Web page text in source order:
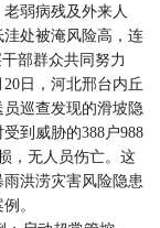
弱病残及外来人
处被淹风险高，连
部群众共同努力
日，河北邢台内丘
巡查发现的滑坡隐
到威胁的388户988
，无人员伤亡。这
洪涝灾害风险隐患
。